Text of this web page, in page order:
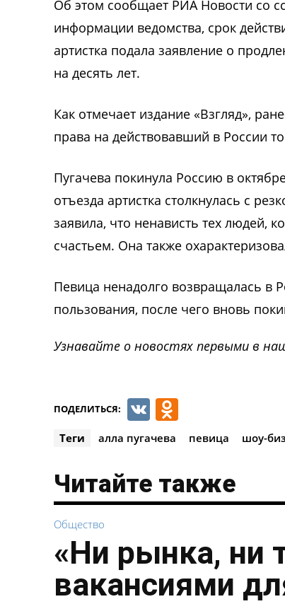
Об этом сообщает РИА Новости со
информации ведомства, срок
артистка подала заявление о
на десять лет.
Как отмечает издание «Взгляд»,
права на действовавший в России
Пугачева покинула Россию в
отъезда артистка столкнулась с
заявила, что ненависть тех людей,
счастьем. Она также
Певица ненадолго возвращалась в
пользования, после чего вновь
Узнавайте о новостях первыми в
ПОДЕЛИТЬСЯ: VK
Теги алла пугачева певица шоу-
Читайте также
Общество
«Ни рынка, ни
вакансиями